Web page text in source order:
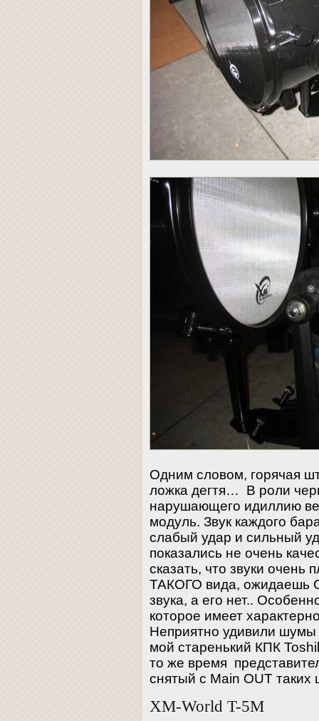
Одним словом, горячая
ложка дегтя… В роли
нарушающего идиллию
модуль. Звук каждого
слабый удар и сильный
показались не очень
сказать, что звуки очень
ТАКОГО вида,
звука, а его нет..
которое имеет
Неприятно удивили
мой старенький КПК
то же время
снятый с Main OUT
XM-World T-5M